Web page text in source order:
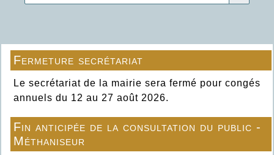
Fermeture secrétariat
Le secrétariat de la mairie sera fermé pour congés
annuels du 12 au 27 août 2026.
Fin anticipée de la consultation du public -
Méthaniseur